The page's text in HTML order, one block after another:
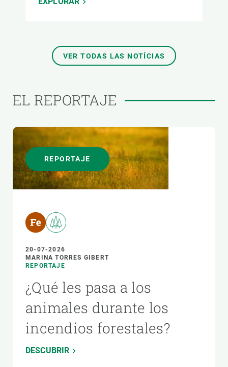
VER TODAS LAS NOTÍCIAS
EL REPORTAJE
REPORTAJE
20-07-2026
MARINA TORRES GIBERT
REPORTAJE
¿Qué les pasa a los
animales durante los
incendios forestales?
DESCUBRIR